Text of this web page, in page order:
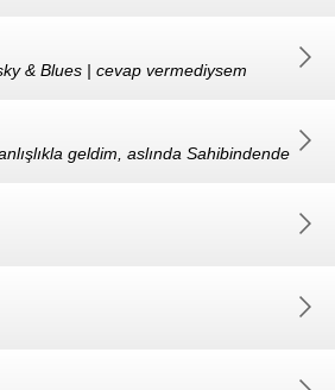
& Blues | cevap vermediysem
geldim, aslında Sahibindende